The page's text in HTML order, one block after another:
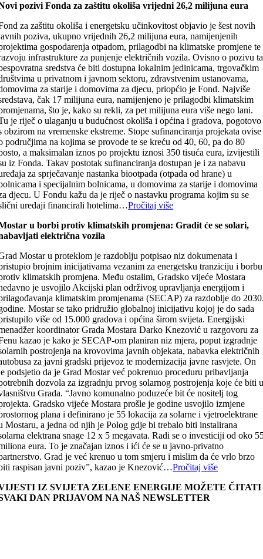
pozivi Fonda za zaštitu okoliša vrijedni 26,2 milijuna eura
za zaštitu okoliša i energetsku učinkovitost objavio je šest novih
poziva, ukupno vrijednih 26,2 milijuna eura, namijenjenih
gospodarenja otpadom, prilagodbi na klimatske promjene te
infrastrukture za punjenje električnih vozila. Ovisno o pozivu ta
sredstva će biti dostupna lokalnim jedinicama, trgovačkim
u privatnom i javnom sektoru, zdravstvenim ustanovama,
za starije i domovima za djecu, priopćio je Fond. Najviše
čak 17 milijuna eura, namijenjeno je prilagodbi klimatskim
što je, kako su rekli, za pet milijuna eura više nego lani.
je riječ o ulaganju u budućnost okoliša i općina i gradova, pogotovo
obzirom na vremenske ekstreme. Stope sufinanciranja projekata ovise
područjima na kojima se provode te se kreću od 40, 60, pa do 80
a maksimalan iznos po projektu iznosi 350 tisuća eura, izvijestili
iz Fonda. Takav postotak sufinanciranja dostupan je i za nabavu
za sprječavanje nastanka biootpada (otpada od hrane) u
i specijalnim bolnicama, u domovima za starije i domovima
djecu. U Fondu kažu da je riječ o nastavku programa kojim su se
uređaji financirali hotelima…Pročitaj više
u borbi protiv klimatskih promjena: Gradit će se solari,
električna vozila
Mostar u proteklom je razdoblju potpisao niz dokumenata i
brojnim inicijativama vezanim za energetsku tranziciju i borbu
klimatskih promjena. Među ostalim, Gradsko vijeće Mostara
je usvojilo Akcijski plan održivog upravljanja energijom i
klimatskim promjenama (SECAP) za razdoblje do
Mostar se tako pridružio globalnoj inicijativu kojoj je do sada
više od 15.000 gradova i općina širom svijeta. Energijski
koordinator Grada Mostara Darko Knezović u razgovoru za
kazao je kako je SECAP-om planiran niz mjera, poput izgradnje
postrojenja na krovovima javnih objekata, nabavka električnih
za javni gradski prijevoz te modernizacija javne rasvjete. On
podsjetio da je Grad Mostar već pokrenuo proceduru pribavljanja
dozvola za izgradnju prvog solarnog postrojenja koje će biti
Grada. “Javno komunalno poduzeće bit će nositelj tog
Gradsko vijeće Mostara prošle je godine usvojilo izmjene
plana i definirano je 55 lokacija za solarne i vjetroelektrane
Mostaru, a jedna od njih je Polog gdje bi trebalo biti instalirana
elektrana snage 12 x 5 megavata. Radi se o investiciji od oko
eura. To je značajan iznos i ići će se u javno-privatno
Grad je već krenuo u tom smjeru i mislim da će vrlo brzo
raspisan javni poziv”, kazao je Knezović…Pročitaj više
IZ SVIJETA ZELENE ENERGIJE MOŽETE ČITATI
DAN PRIJAVOM NA NAŠ NEWSLETTER